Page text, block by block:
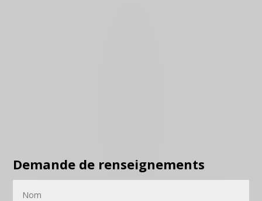
Demande de renseignements